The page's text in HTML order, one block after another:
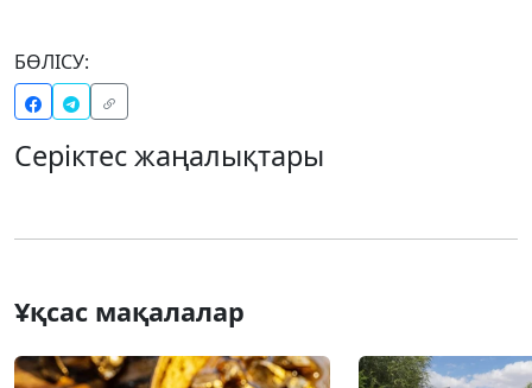
БӨЛІСУ:
Серіктес жаңалықтары
Ұқсас мақалалар